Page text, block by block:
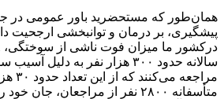
همان‌طور که مستحضرید باور عمومی در
پیشگیری، بر درمان و توانبخشی ارجحیت
سالانه حدود ۳۰۰ هزار نفر به
متأسفانه ۲۸۰۰ نفر از مراجعان،